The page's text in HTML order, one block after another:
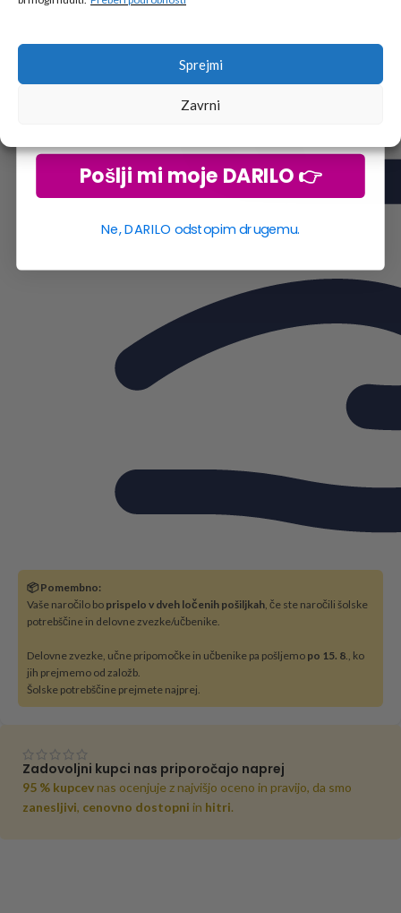
Sprejmi
Zavrni
📦 Pomembno:
Vaše naročilo bo prispelo v dveh ločenih pošiljkah , če ste naročili šolske
potrebščine in delovne zvezke/učbenike.
Delovne zvezke, učne pripomočke in učbenike pa pošljemo po 15. 8 ., ko
jih prejmemo od založb.
Šolske potrebščine prejmete najprej.
Zadovoljni kupci nas priporočajo naprej
95 % kupcev nas ocenjuje z najvišjo oceno in pravijo, da smo
zanesljivi, cenovno dostopni in hitri.
Pošlji mi moje DARILO 👉
Ne, DARILO odstopim drugemu.